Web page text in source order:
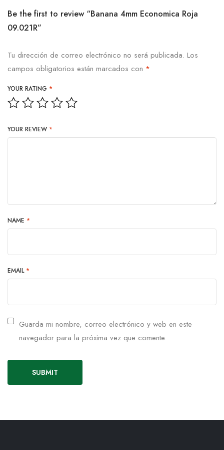
Be the first to review “Banana 4mm Economica Roja
09.021R”
Tu dirección de correo electrónico no será publicada. Los
campos obligatorios están marcados con *
YOUR RATING *
YOUR REVIEW *
NAME *
EMAIL *
Guarda mi nombre, correo electrónico y web en este
navegador para la próxima vez que comente.